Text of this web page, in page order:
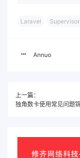
Laravel Supervisor
Annuo
上一篇：